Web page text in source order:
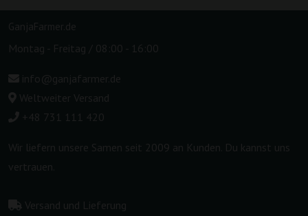
GanjaFarmer.de
Montag - Freitag / 08:00 - 16:00
info@ganjafarmer.de
Weltweiter Versand
+48 731 111 420
Wir liefern unsere Samen seit 2009 an Kunden. Du kannst uns
vertrauen.
Versand und Lieferung